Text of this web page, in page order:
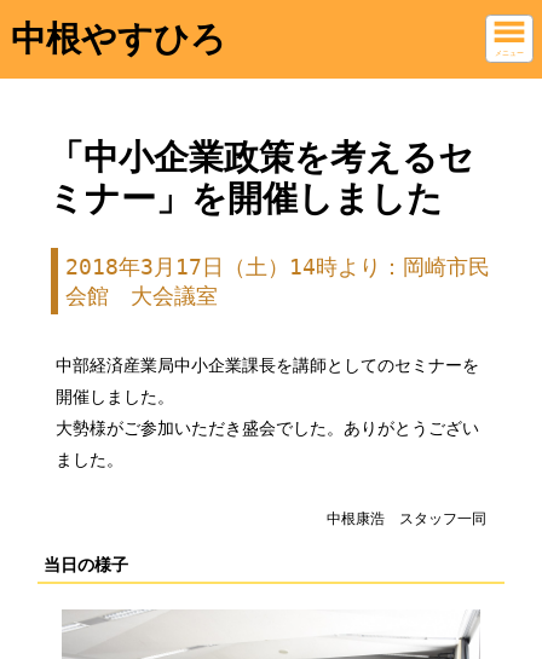
中根やすひろ メニュー
「中小企業政策を考えるセ
ミナー」を開催しました
2018年3月17日（土）14時より：岡崎市民
会館 大会議室
中部経済産業局中小企業課長を講師としてのセミナーを
開催しました。
大勢様がご参加いただき盛会でした。ありがとうござい
ました。
中根康浩 スタッフ一同
当日の様子